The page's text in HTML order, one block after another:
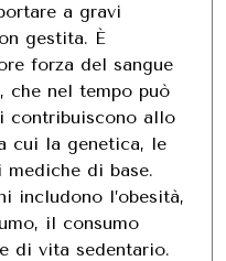
a gravi
gestita. È
forza del sangue
che nel tempo può
contribuiscono allo
cui la genetica, le
di base.
includono l’obesità,
il consumo
di vita sedentario.